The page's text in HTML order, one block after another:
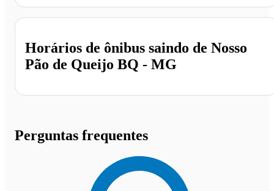
Horários de ônibus saindo de Nosso
Pão de Queijo BQ - MG
Perguntas frequentes